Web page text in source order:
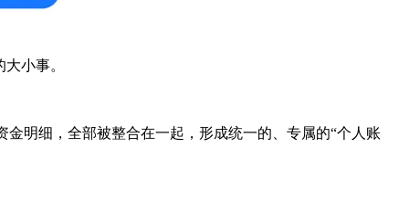
小事。
明细，全部被整合在一起，形成统一的、专属的“个人账